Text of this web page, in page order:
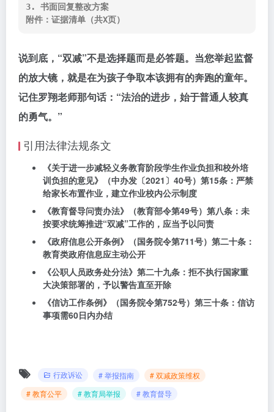
3. 书面回复整改方案
说到底，“双减”不是选择题而是必答题。当您举起监督
的放大镜，就是在为孩子争取本该拥有的奔跑的童年。
记住罗翔老师那句话：“法治的进步，始于普通人较真
的勇气。”
引用法律法规条文
《关于进一步减轻义务教育阶段学生作业负担和校外培
训负担的意见》（中办发〔2021〕40号）第15条：严禁
给家长布置作业，建立作业校内公示制度
《教育督导问责办法》（教育部令第49号）第八条：未
按要求统筹推进“双减”工作的，应当予以问责
《政府信息公开条例》（国务院令第711号）第二十条：
教育类政府信息应主动公开
《公职人员政务处分法》第二十九条：拒不执行国家重
大决策部署的，予以警告直至开除
《信访工作条例》（国务院令第752号）第三十条：信访
事项需60日内办结
行政诉讼 # 举报指南
# 双减政策维权
# 教育公平
# 教育局举报 # 教育督导